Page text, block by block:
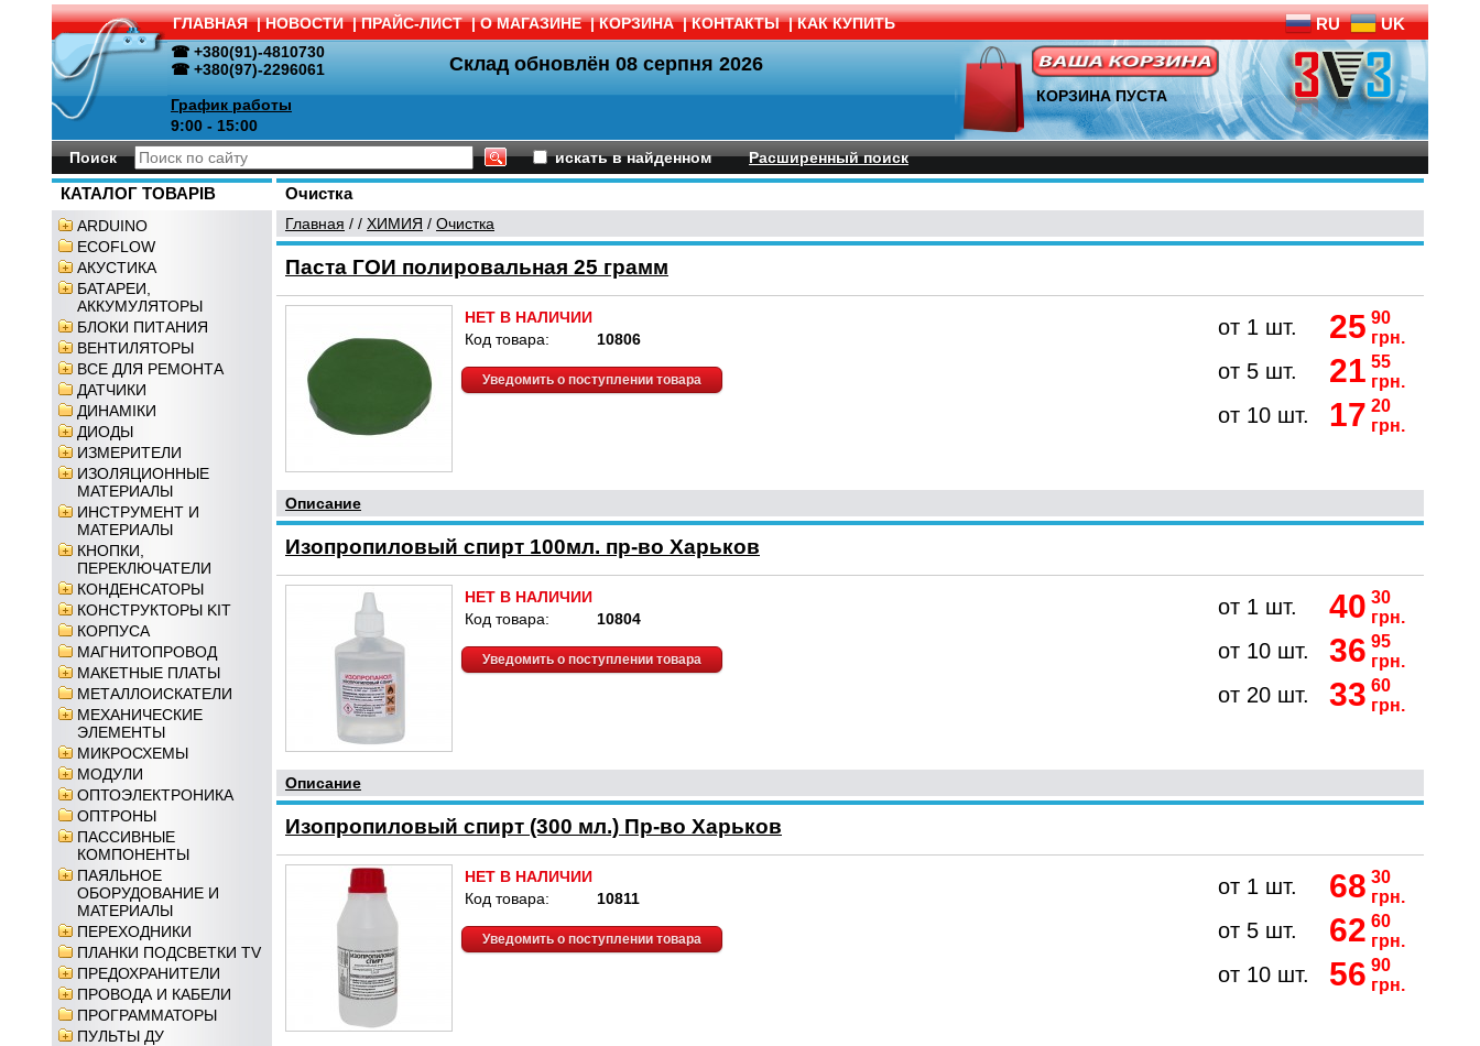
ГЛАВНАЯ | НОВОСТИ | ПРАЙС-ЛИСТ | О МАГАЗИНЕ | КОРЗИНА | КОНТАКТЫ | КАК КУПИТЬ RU UK
☎ +380(91)-4810730
☎ +380(97)-2296061
График работы
9:00 - 15:00
Склад обновлён 08 серпня 2026
КОРЗИНА ПУСТА
Поиск искать в найденном Расширенный поиск
КАТАЛОГ ТОВАРІВ
ARDUINO
ECOFLOW
АКУСТИКА
БАТАРЕИ,
АККУМУЛЯТОРЫ
БЛОКИ ПИТАНИЯ
ВЕНТИЛЯТОРЫ
ВСЕ ДЛЯ РЕМОНТА
ДАТЧИКИ
ДИНАМІКИ
ДИОДЫ
ИЗМЕРИТЕЛИ
ИЗОЛЯЦИОННЫЕ
МАТЕРИАЛЫ
ИНСТРУМЕНТ И
МАТЕРИАЛЫ
КНОПКИ,
ПЕРЕКЛЮЧАТЕЛИ
КОНДЕНСАТОРЫ
КОНСТРУКТОРЫ KIT
КОРПУСА
МАГНИТОПРОВОД
МАКЕТНЫЕ ПЛАТЫ
МЕТАЛЛОИСКАТЕЛИ
МЕХАНИЧЕСКИЕ
ЭЛЕМЕНТЫ
МИКРОСХЕМЫ
МОДУЛИ
ОПТОЭЛЕКТРОНИКА
ОПТРОНЫ
ПАССИВНЫЕ
КОМПОНЕНТЫ
ПАЯЛЬНОЕ
ОБОРУДОВАНИЕ И
МАТЕРИАЛЫ
ПЕРЕХОДНИКИ
ПЛАНКИ ПОДСВЕТКИ TV
ПРЕДОХРАНИТЕЛИ
ПРОВОДА И КАБЕЛИ
ПРОГРАММАТОРЫ
ПУЛЬТЫ ДУ
Очистка
Главная / / ХИМИЯ / Очистка
Паста ГОИ полировальная 25 грамм
НЕТ В НАЛИЧИИ
Код товара:
10806
Уведомить о поступлении товара
от 1 шт. 25 90
грн.
от 5 шт. 21 55
грн.
от 10 шт. 17 20
грн.
Описание
Изопропиловый спирт 100мл. пр-во Харьков
НЕТ В НАЛИЧИИ
Код товара:
10804
Уведомить о поступлении товара
от 1 шт. 40 30
грн.
от 10 шт. 36 95
грн.
от 20 шт. 33 60
грн.
Описание
Изопропиловый спирт (300 мл.) Пр-во Харьков
НЕТ В НАЛИЧИИ
Код товара:
10811
Уведомить о поступлении товара
от 1 шт. 68 30
грн.
от 5 шт. 62 60
грн.
от 10 шт. 56 90
грн.